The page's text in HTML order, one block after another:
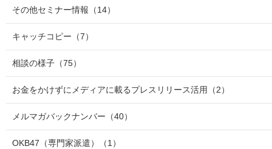
その他セミナー情報 （14）
キャッチコピー （7）
相談の様子 （75）
お金をかけずにメディアに載るプレスリリース活用 （2）
メルマガバックナンバー （40）
OKB47（専門家派遣） （1）